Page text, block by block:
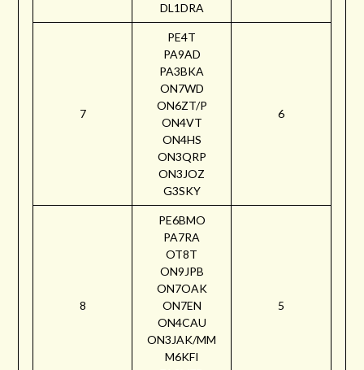
DL1DRA
7
PE4T
PA9AD
PA3BKA
ON7WD
ON6ZT/P
ON4VT
ON4HS
ON3QRP
ON3JOZ
G3SKY
6
8
PE6BMO
PA7RA
OT8T
ON9JPB
ON7OAK
ON7EN
ON4CAU
ON3JAK/MM
M6KFI
5